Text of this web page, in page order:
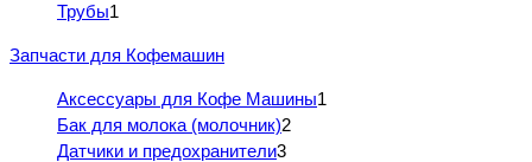
Трубы1
Запчасти для Кофемашин
Аксессуары для Кофе Машины1
Бак для молока (молочник)2
Датчики и предохранители3